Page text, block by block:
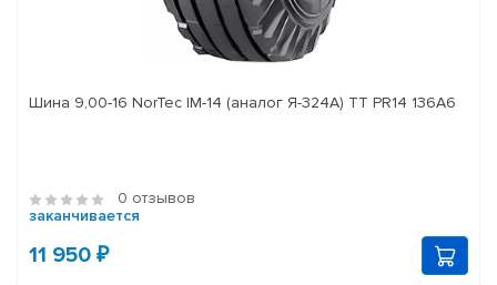
Шина 9,00-16 NorTec IM-14 (аналог Я-324А) ТТ PR14 136А6
0 отзывов
заканчивается
11 950 ₽